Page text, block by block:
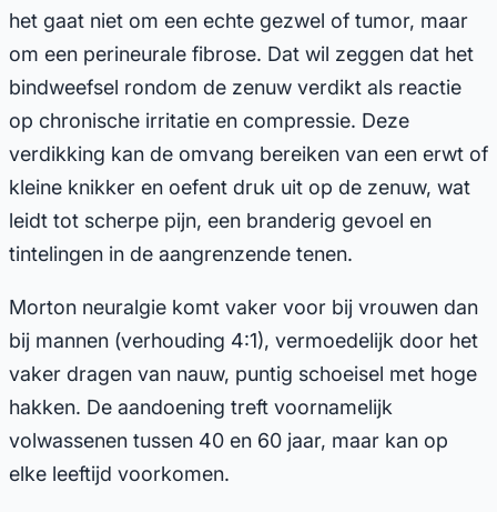
het gaat niet om een echte gezwel of tumor, maar
om een perineurale fibrose. Dat wil zeggen dat het
bindweefsel rondom de zenuw verdikt als reactie
op chronische irritatie en compressie. Deze
verdikking kan de omvang bereiken van een erwt of
kleine knikker en oefent druk uit op de zenuw, wat
leidt tot scherpe pijn, een branderig gevoel en
tintelingen in de aangrenzende tenen.
Morton neuralgie komt vaker voor bij vrouwen dan
bij mannen (verhouding 4:1), vermoedelijk door het
vaker dragen van nauw, puntig schoeisel met hoge
hakken. De aandoening treft voornamelijk
volwassenen tussen 40 en 60 jaar, maar kan op
elke leeftijd voorkomen.